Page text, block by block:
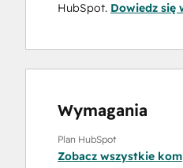
HubSpot. Dowiedz się
Wymagania
Plan HubSpot
Zobacz wszystkie